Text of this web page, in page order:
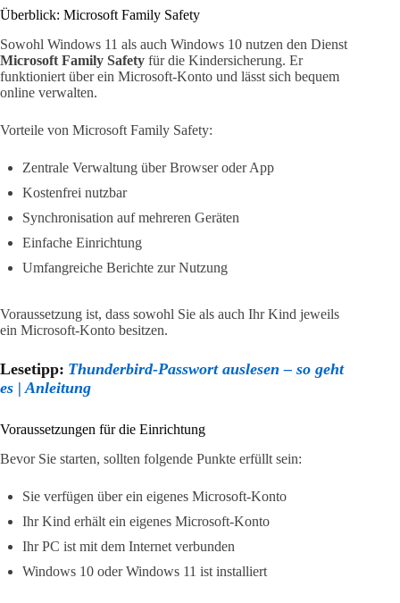
Überblick: Microsoft Family Safety
Sowohl Windows 11 als auch Windows 10 nutzen den Dienst
Microsoft Family Safety für die Kindersicherung. Er
funktioniert über ein Microsoft-Konto und lässt sich bequem
online verwalten.
Vorteile von Microsoft Family Safety:
Zentrale Verwaltung über Browser oder App
Kostenfrei nutzbar
Synchronisation auf mehreren Geräten
Einfache Einrichtung
Umfangreiche Berichte zur Nutzung
Voraussetzung ist, dass sowohl Sie als auch Ihr Kind jeweils
ein Microsoft-Konto besitzen.
Lesetipp: Thunderbird-Passwort auslesen – so geht
es | Anleitung
Voraussetzungen für die Einrichtung
Bevor Sie starten, sollten folgende Punkte erfüllt sein:
Sie verfügen über ein eigenes Microsoft-Konto
Ihr Kind erhält ein eigenes Microsoft-Konto
Ihr PC ist mit dem Internet verbunden
Windows 10 oder Windows 11 ist installiert